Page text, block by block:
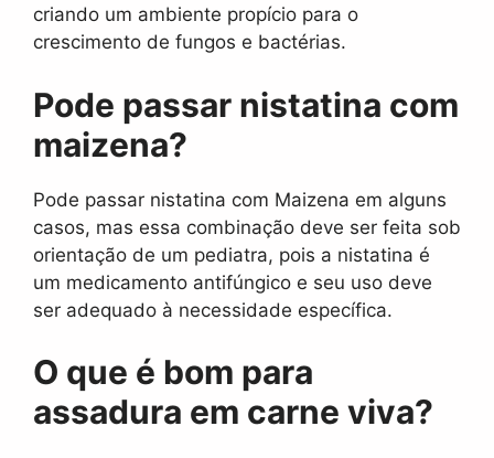
criando um ambiente propício para o
crescimento de fungos e bactérias.
Pode passar nistatina com
maizena?
Pode passar nistatina com Maizena em alguns
casos, mas essa combinação deve ser feita sob
orientação de um pediatra, pois a nistatina é
um medicamento antifúngico e seu uso deve
ser adequado à necessidade específica.
O que é bom para
assadura em carne viva?